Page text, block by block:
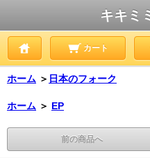
キキミ
カート
ホーム ＞ 日本のフォーク
ホーム ＞ EP
前の商品へ